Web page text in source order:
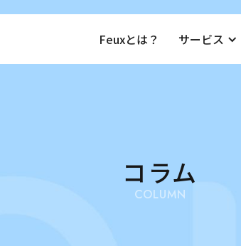
Feuxとは？ サービス
コラム
COLUMN